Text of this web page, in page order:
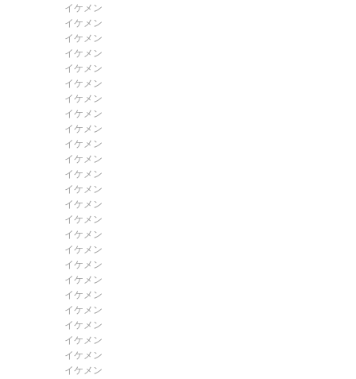
イケメン
イケメン
イケメン
イケメン
イケメン
イケメン
イケメン
イケメン
イケメン
イケメン
イケメン
イケメン
イケメン
イケメン
イケメン
イケメン
イケメン
イケメン
イケメン
イケメン
イケメン
イケメン
イケメン
イケメン
イケメン